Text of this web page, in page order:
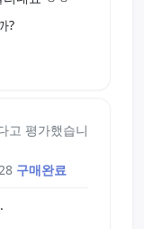
?
고 평가했습니
구매완료